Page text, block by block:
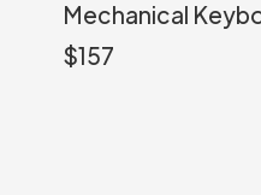
Mechanical
$157